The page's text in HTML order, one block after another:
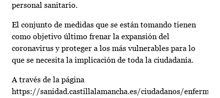
personal sanitario.
El conjunto de medidas que se están tomando tienen
como objetivo último frenar la expansión del
coronavirus y proteger a los más vulnerables para lo
que se necesita la implicación de toda la ciudadanía.
A través de la página
https://sanidad.castillalamancha.es/ciudadanos/